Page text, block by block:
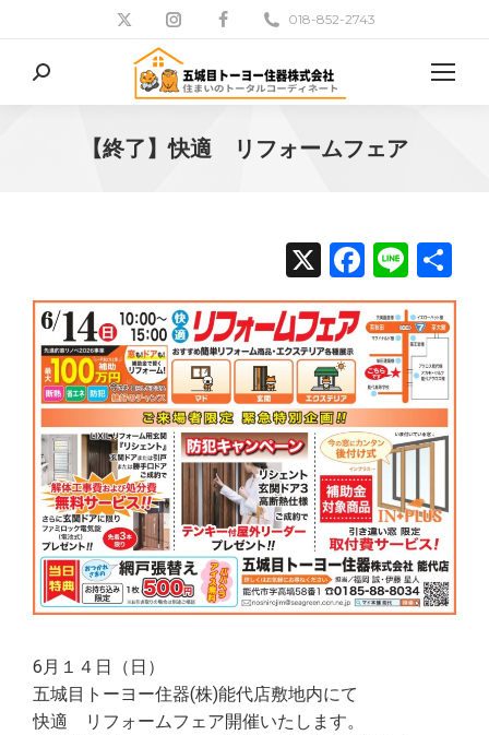
018-852-2743
検
索:
【終了】快適 リフォームフェア
X Line
有
6月１４日（日）
五城目トーヨー住器(株)能代店敷地内にて
快適 リフォームフェア開催いたします。